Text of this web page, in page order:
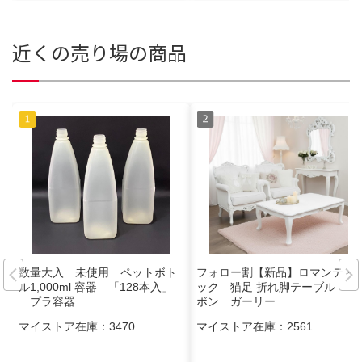
近くの売り場の商品
数量大入 未使用 ペットボト
ル1,000ml 容器 「128本入」
プラ容器
マイストア在庫： 3470
フォロー割【新品】ロマンティ
ック 猫足 折れ脚テーブル リ
ボン ガーリー
マイストア在庫： 2561